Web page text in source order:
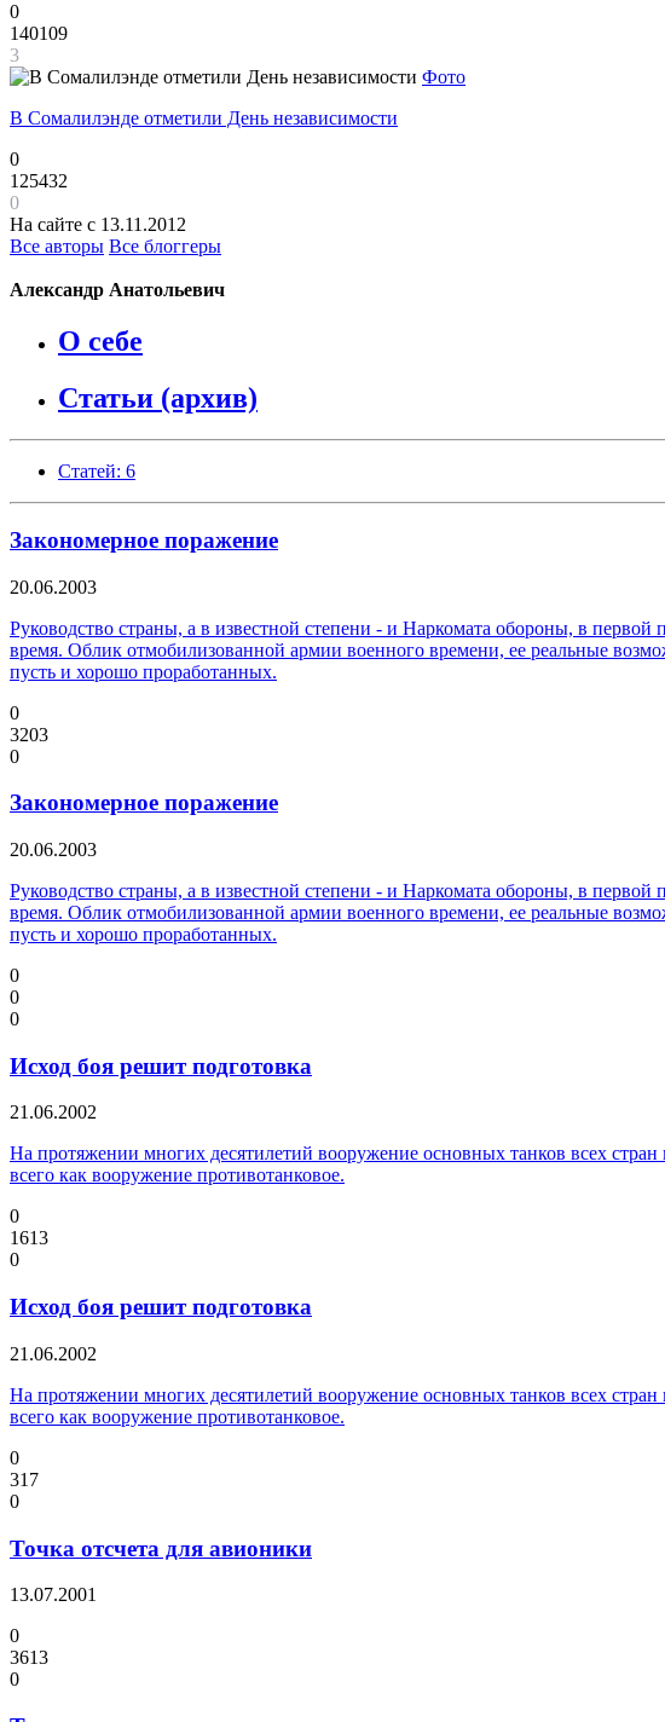
0
140109
3
Фото
В Сомалилэнде отметили День независимости
0
125432
0
На сайте с 13.11.2012
Все авторы Все блоггеры
Александр Анатольевич
О себе
Статьи (архив)
Статей: 6
Закономерное поражение
20.06.2003
Руководство страны, а в известной степени - и Наркомата обороны, в
время. Облик отмобилизованной армии военного времени, ее реальные
пусть и хорошо проработанных.
0
3203
0
Закономерное поражение
20.06.2003
Руководство страны, а в известной степени - и Наркомата обороны, в
время. Облик отмобилизованной армии военного времени, ее реальные
пусть и хорошо проработанных.
0
0
0
Исход боя решит подготовка
21.06.2002
На протяжении многих десятилетий вооружение основных танков всех
всего как вооружение противотанковое.
0
1613
0
Исход боя решит подготовка
21.06.2002
На протяжении многих десятилетий вооружение основных танков всех
всего как вооружение противотанковое.
0
317
0
Точка отсчета для авионики
13.07.2001
0
3613
0